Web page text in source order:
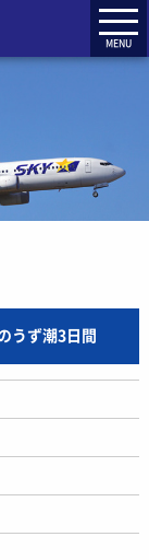
MENU
うず潮3日間